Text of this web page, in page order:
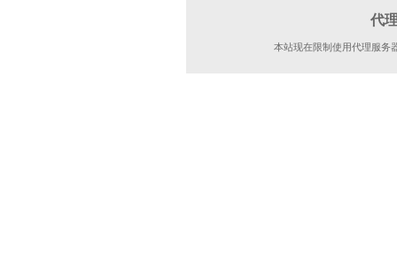
代
本站现在限制使用代理服务